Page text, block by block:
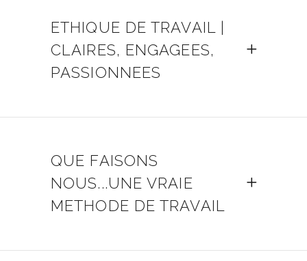
ETHIQUE DE TRAVAIL |
CLAIRES, ENGAGEES,
PASSIONNEES
QUE FAISONS
NOUS...UNE VRAIE
METHODE DE TRAVAIL